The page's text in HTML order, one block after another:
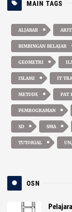
MAIN TAGS
ALJABAR
BIMBINGAN BELAJAR
GEOMETRI
ISLAMI IT
METODE PAT
PEMROGRAMAN
SD SMA
TUTORIAL
OSN